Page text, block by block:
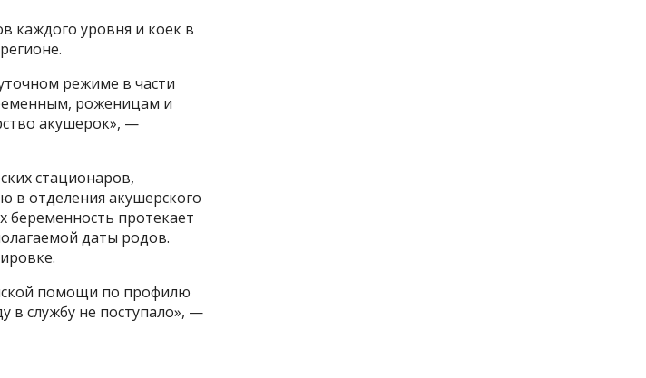
каждого уровня и коек в
режиме в части
роженицам и
акушерок», —
стационаров,
в отделения акушерского
беременность протекает
даты родов.
помощи по профилю
в службу не поступало», —